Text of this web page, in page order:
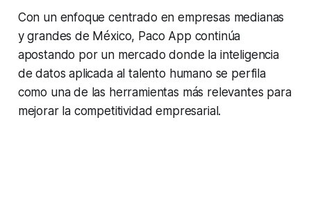
Con un enfoque centrado en empresas medianas
y grandes de México, Paco App continúa
apostando por un mercado donde la inteligencia
de datos aplicada al talento humano se perfila
como una de las herramientas más relevantes para
mejorar la competitividad empresarial.